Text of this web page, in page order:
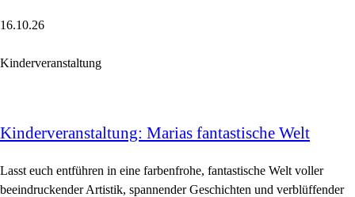
16.10.26
Kinderveranstaltung
Kinderveranstaltung: Marias fantastische Welt
Lasst euch entführen in eine farbenfrohe, fantastische Welt voller
beeindruckender Artistik, spannender Geschichten und verblüffender